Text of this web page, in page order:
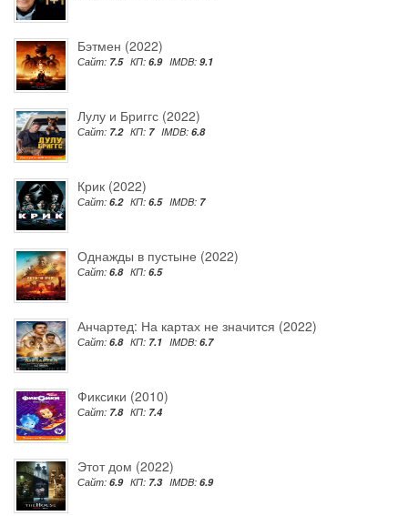
Бэтмен (2022)
Сайт: 7.5 КП: 6.9 IMDB: 9.1
Лулу и Бриггс (2022)
Сайт: 7.2 КП: 7 IMDB: 6.8
Крик (2022)
Сайт: 6.2 КП: 6.5 IMDB: 7
Однажды в пустыне (2022)
Сайт: 6.8 КП: 6.5
Анчартед: На картах не значится (2022)
Сайт: 6.8 КП: 7.1 IMDB: 6.7
Фиксики (2010)
Сайт: 7.8 КП: 7.4
Этот дом (2022)
Сайт: 6.9 КП: 7.3 IMDB: 6.9